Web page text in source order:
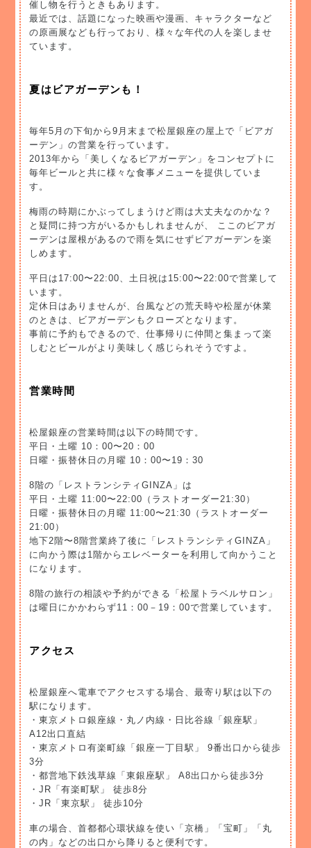
催し物を行うときもあります。
最近では、話題になった映画や漫画、キャラクターなど
の原画展なども行っており、様々な年代の人を楽しませ
ています。
夏はビアガーデンも！
毎年5月の下旬から9月末まで松屋銀座の屋上で「ビアガ
ーデン」の営業を行っています。
2013年から「美しくなるビアガーデン」をコンセプトに
毎年ビールと共に様々な食事メニューを提供していま
す。
梅雨の時期にかぶってしまうけど雨は大丈夫なのかな？
と疑問に持つ方がいるかもしれませんが、 ここのビアガ
ーデンは屋根があるので雨を気にせずビアガーデンを楽
しめます。
平日は17:00〜22:00、土日祝は15:00〜22:00で営業して
います。
定休日はありませんが、台風などの荒天時や松屋が休業
のときは、ビアガーデンもクローズとなります。
事前に予約もできるので、仕事帰りに仲間と集まって楽
しむとビールがより美味しく感じられそうですよ。
営業時間
松屋銀座の営業時間は以下の時間です。
平日・土曜 10：00〜20：00
日曜・振替休日の月曜 10：00〜19：30
8階の「レストランシティGINZA」は
平日・土曜 11:00〜22:00（ラストオーダー21:30）
日曜・振替休日の月曜 11:00〜21:30（ラストオーダー
21:00）
地下2階〜8階営業終了後に「レストランシティGINZA」
に向かう際は1階からエレベーターを利用して向かうこと
になります。
8階の旅行の相談や予約ができる「松屋トラベルサロン」
は曜日にかかわらず11：00－19：00で営業しています。
アクセス
松屋銀座へ電車でアクセスする場合、最寄り駅は以下の
駅になります。
・東京メトロ銀座線・丸ノ内線・日比谷線「銀座駅」
A12出口直結
・東京メトロ有楽町線「銀座一丁目駅」 9番出口から徒歩
3分
・都営地下鉄浅草線「東銀座駅」 A8出口から徒歩3分
・JR「有楽町駅」 徒歩8分
・JR「東京駅」 徒歩10分
車の場合、首都都心環状線を使い「京橋」「宝町」「丸
の内」などの出口から降りると便利です。